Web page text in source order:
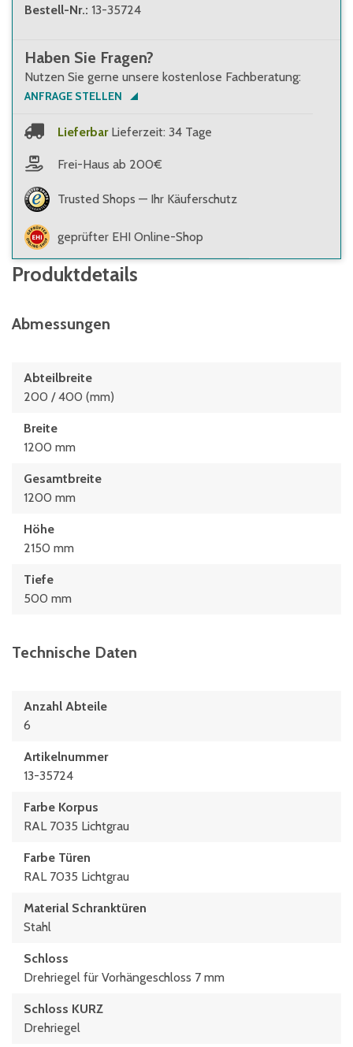
Bestell-Nr.: 13-35724
Haben Sie Fragen?
Nutzen Sie gerne unsere kostenlose Fachberatung:
ANFRAGE STELLEN
Lieferbar Lieferzeit: 34 Tage
Frei-Haus ab 200€
Trusted Shops — Ihr Käuferschutz
geprüfter EHI Online-Shop
Produktdetails
Abmessungen
Abteilbreite
200 / 400 (mm)
Breite
1200 mm
Gesamtbreite
1200 mm
Höhe
2150 mm
Tiefe
500 mm
Technische Daten
Anzahl Abteile
6
Artikelnummer
13-35724
Farbe Korpus
RAL 7035 Lichtgrau
Farbe Türen
RAL 7035 Lichtgrau
Material Schranktüren
Stahl
Schloss
Drehriegel für Vorhängeschloss 7 mm
Schloss KURZ
Drehriegel